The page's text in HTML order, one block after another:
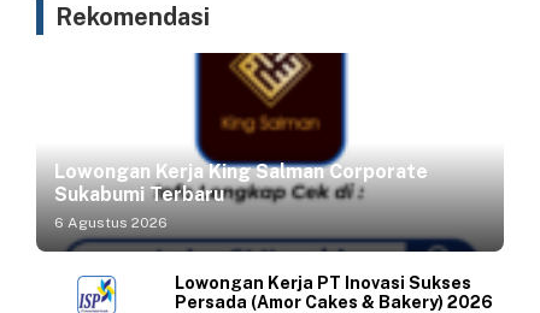
Rekomendasi
Lowongan Kerja King Salman Corporate
Sukabumi Terbaru
6 Agustus 2026
Lowongan Kerja PT Inovasi Sukses
Persada (Amor Cakes & Bakery) 2026